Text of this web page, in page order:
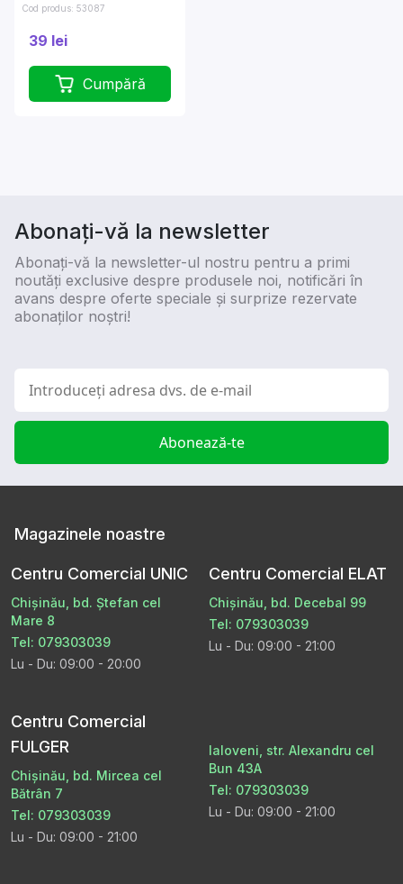
Cod produs: 53087
39 lei
Cumpără
Abonați-vă la newsletter
Abonați-vă la newsletter-ul nostru pentru a primi
noutăți exclusive despre produsele noi, notificări în
avans despre oferte speciale și surprize rezervate
abonaților noștri!
Abonează-te
Magazinele noastre
Centru Comercial UNIC
Chișinău, bd. Ștefan cel
Mare 8
Tel: 079303039
Lu - Du: 09:00 - 20:00
Centru Comercial ELAT
Chișinău, bd. Decebal 99
Tel: 079303039
Lu - Du: 09:00 - 21:00
Centru Comercial
FULGER
Chișinău, bd. Mircea cel
Bătrân 7
Tel: 079303039
Lu - Du: 09:00 - 21:00
Ialoveni, str. Alexandru cel
Bun 43A
Tel: 079303039
Lu - Du: 09:00 - 21:00